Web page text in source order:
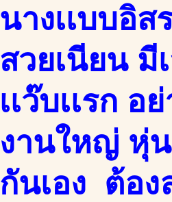
นางเเบบอิ
สวยเนียน มี
เเว๊บเเรก
งานใหญ่ หุ่น
กันเอง ต้อง